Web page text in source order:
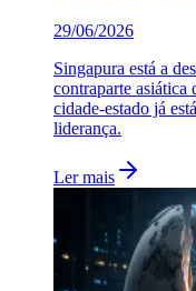
29/06/2026
Singapura está a
contraparte asiática
cidade-estado já
liderança.
Ler mais